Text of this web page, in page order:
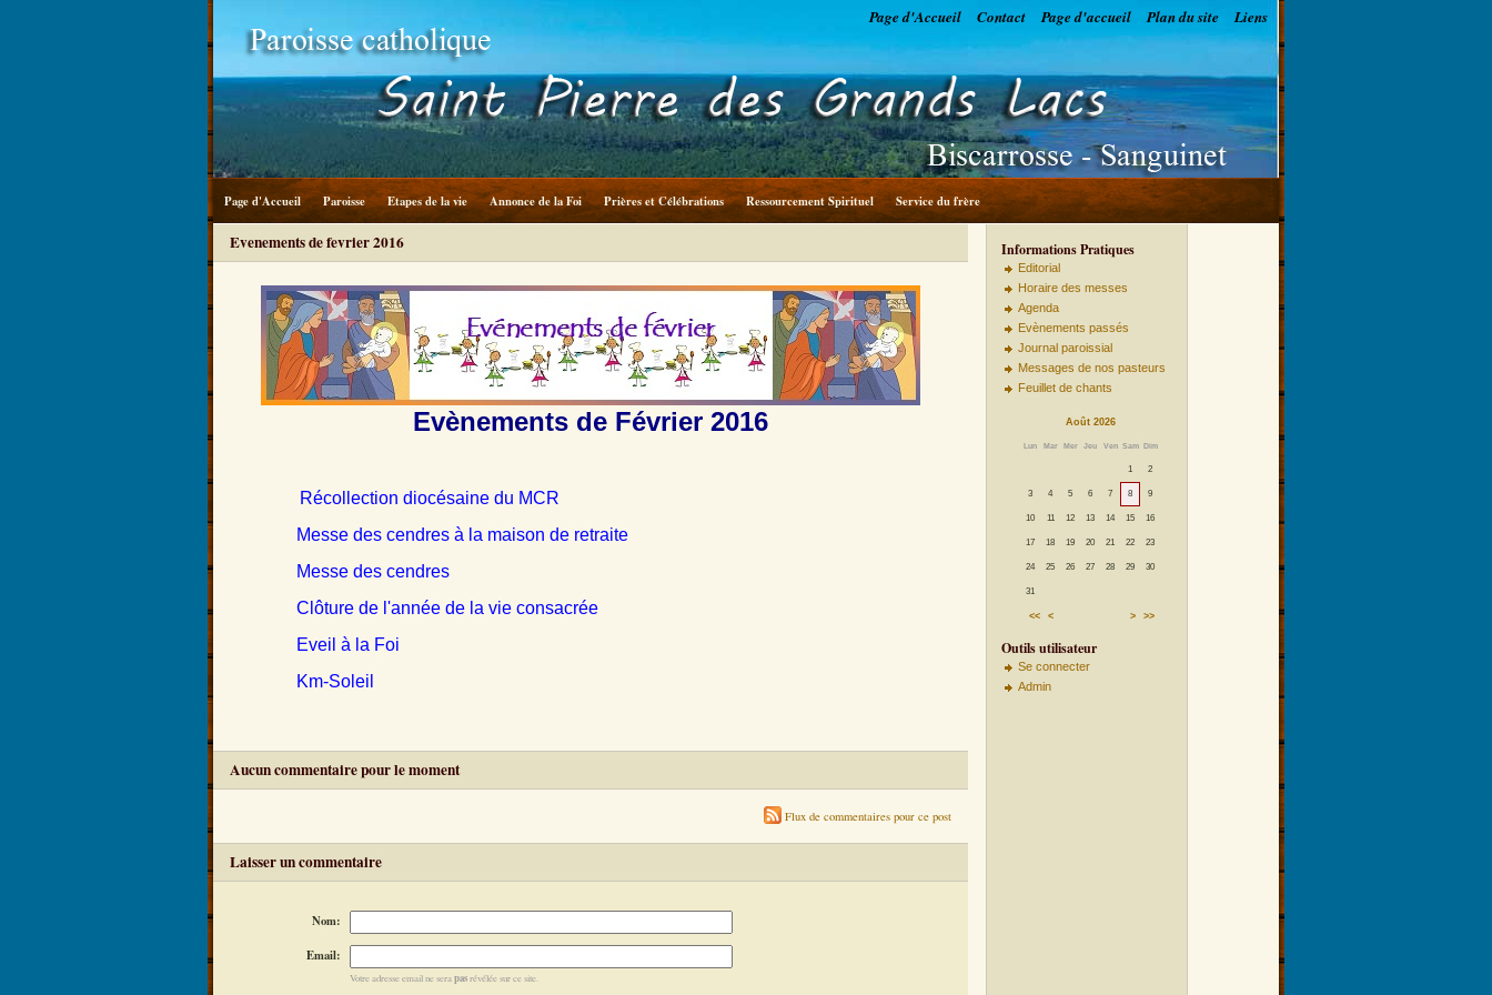
Liens
Plan du site
Page d'accueil
Contact
Page d'Accueil
Page d'Accueil Paroisse Etapes de la vie Annonce de la Foi Prières et Célébrations Ressourcement Spirituel Service du frère
Informations Pratiques
Editorial
Horaire des messes
Agenda
Evènements passés
Journal paroissial
Messages de nos pasteurs
Feuillet de chants
Août 2026
Lun Mar Mer Jeu Ven Sam Dim
<< < > >>
1 2
3 4 5 6 7 8 9
10 11 12 13 14 15 16
17 18 19 20 21 22 23
24 25 26 27 28 29 30
31
Outils utilisateur
Se connecter
Admin
Evenements de fevrier 2016
Evènements de Février 2016
Récollection diocésaine du MCR
Messe des cendres à la maison de retraite
Messe des cendres
Clôture de l'année de la vie consacrée
Eveil à la Foi
Km-Soleil
Aucun commentaire pour le moment
Flux de commentaires pour ce post
Laisser un commentaire
Nom:
Email:
Votre adresse email ne serapasrévélée sur ce site.